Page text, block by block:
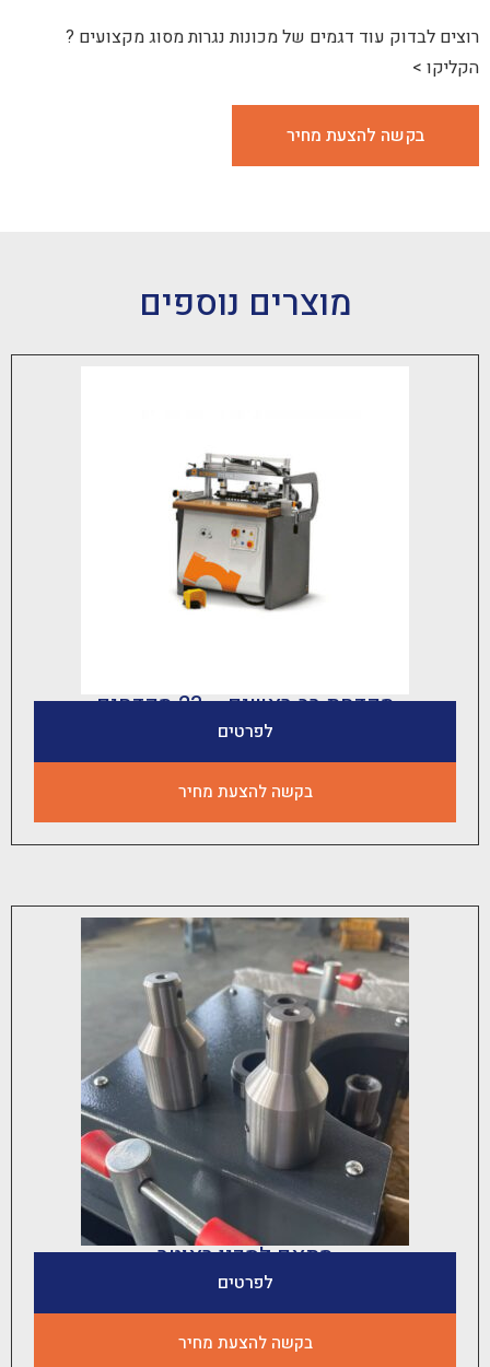
עוד דגמים של מכונות נגרות מסוג מקצועים ?
להצעת מחיר
מוצרים נוספים
רב ראשים – 23 מקדחים
בקשה להצעת מחיר
מתאם לסכין ראוטר
בקשה להצעת מחיר